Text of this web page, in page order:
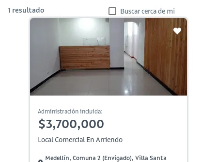
1 resultado Buscar cerca de mi
Administración incluida:
$3,700,000
Local Comercial En Arriendo
Medellín, Comuna 2 (envigado), Villa Santa